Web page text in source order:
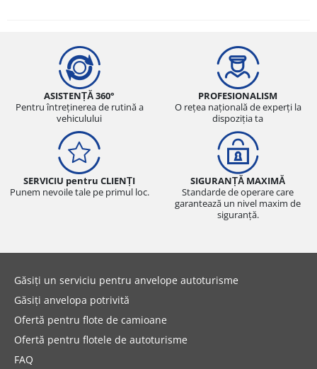
ASISTENȚĂ 360°
Pentru întreținerea de rutină a
vehiculului
PROFESIONALISM
O rețea națională de experți la
dispoziția ta
SERVICIU pentru CLIENȚI
Punem nevoile tale pe primul loc.
SIGURANȚĂ MAXIMĂ
Standarde de operare care
garantează un nivel maxim de
siguranță.
Găsiți un serviciu pentru anvelope autoturisme
Găsiți anvelopa potrivită
Ofertă pentru flote de camioane
Ofertă pentru flotele de autoturisme
FAQ